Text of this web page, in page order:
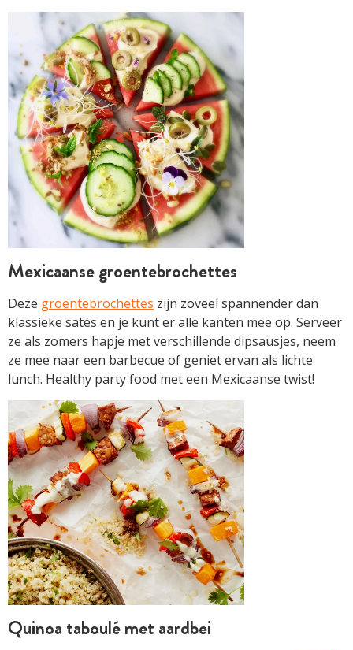
Mexicaanse groentebrochettes
Deze groentebrochettes zijn zoveel spannender dan
klassieke satés en je kunt er alle kanten mee op. Serveer
ze als zomers hapje met verschillende dipsausjes, neem
ze mee naar een barbecue of geniet ervan als lichte
lunch. Healthy party food met een Mexicaanse twist!
Quinoa taboulé met aardbei